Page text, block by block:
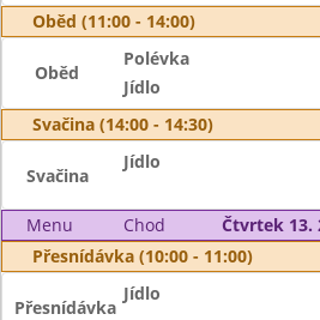
Oběd (11:00 - 14:00)
Oběd
Polévka
Jídlo
Svačina (14:00 - 14:30)
Svačina
Jídlo
Menu Chod
Čtvrtek 13.
Přesnídávka (10:00 - 11:00)
Přesnídávka
Jídlo